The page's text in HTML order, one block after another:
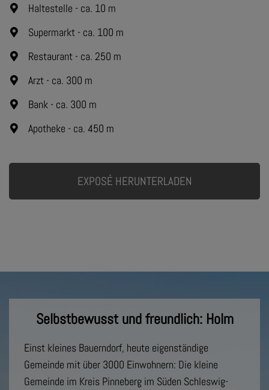
Haltestelle - ca. 10 m
Supermarkt - ca. 100 m
Restaurant - ca. 250 m
Arzt - ca. 300 m
Bank - ca. 300 m
Apotheke - ca. 450 m
EXPOSÉ HERUNTERLADEN
Selbstbewusst und freundlich: Holm
Einst kleines Bauerndorf, heute eigenständige
Gemeinde mit über 3000 Einwohnern: Die kleine
Gemeinde im Kreis Pinneberg im Süden Schleswig-